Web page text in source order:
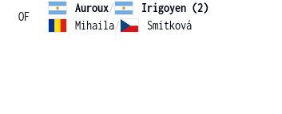
OF
Auroux/
Irigoyen (2)
Mihaila/ Smitková